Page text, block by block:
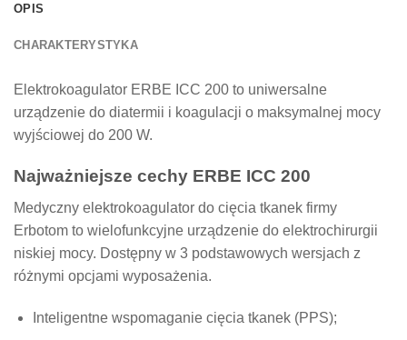
OPIS
CHARAKTERYSTYKA
Elektrokoagulator ERBE ICC 200 to uniwersalne
urządzenie do diatermii i koagulacji o maksymalnej mocy
wyjściowej do 200 W.
Najważniejsze cechy ERBE ICC 200
Medyczny elektrokoagulator do cięcia tkanek firmy
Erbotom to wielofunkcyjne urządzenie do elektrochirurgii
niskiej mocy. Dostępny w 3 podstawowych wersjach z
różnymi opcjami wyposażenia.
Inteligentne wspomaganie cięcia tkanek (PPS);